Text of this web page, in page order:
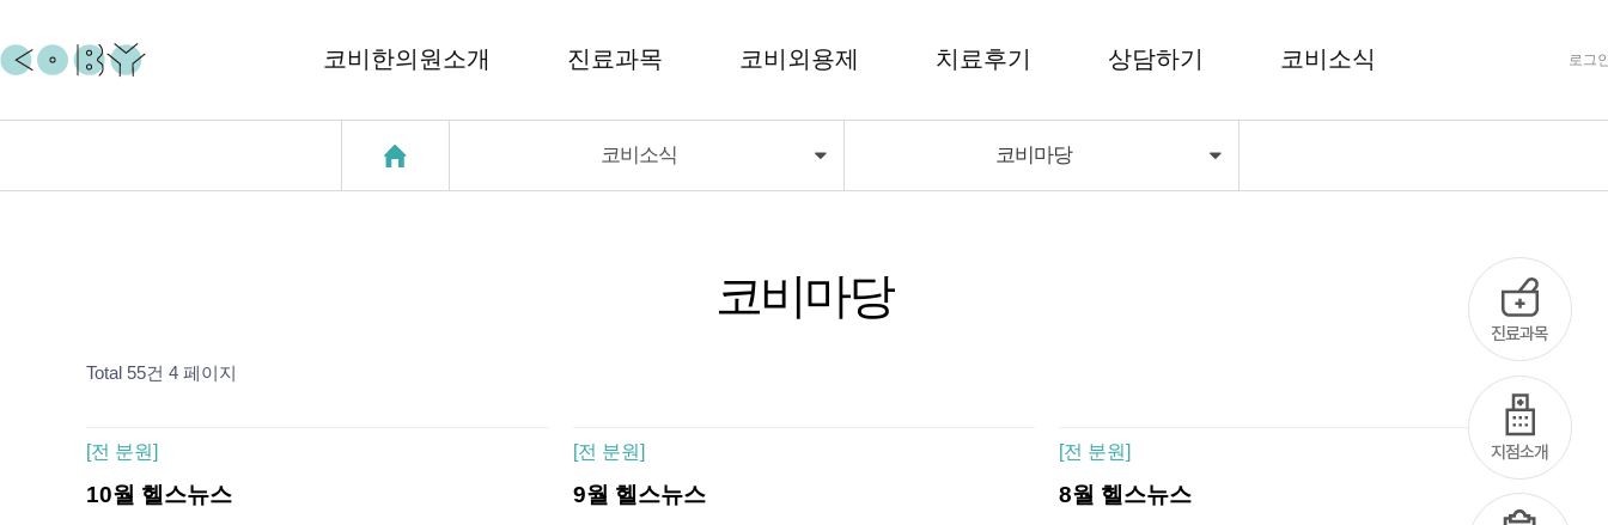
코비한의원소개 진료과목 코비외용제 치료후기 상담하기 코비소식
코비외용제
로그
코비소식 코비마당
코비마당
Total 55건 4 페이지
[전 분원]
10월 헬스뉴스
[전 분원]
9월 헬스뉴스
[전 분원]
8월 헬스뉴스